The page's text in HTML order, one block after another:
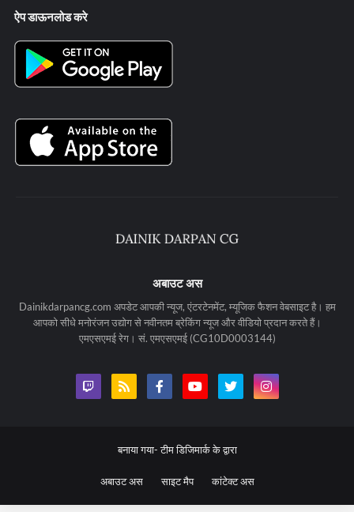
ऐप डाऊनलोड करे
अबाउट अस
Dainikdarpancg.com अपडेट आपकी न्यूज, एंटरटेनमेंट, म्यूजिक फैशन वेबसाइट है। हम
आपको सीधे मनोरंजन उद्योग से नवीनतम ब्रेकिंग न्यूज और वीडियो प्रदान करते हैं।
एमएसएमई रेग। सं. एमएसएमई (CG10D0003144)
बनाया गया-टीम डिजिमार्क के द्वारा
अबाउट अस साइट मैप कांटेक्ट अस